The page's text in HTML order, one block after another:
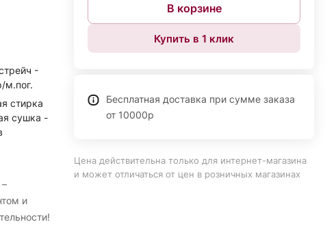
-
м.пог.
стирка
сушка -
и
В корзине
Купить в 1 клик
Бесплатная доставка при сумме заказа
от 10000р
Цена действительна только для интернет-магазина
и может отличаться от цен в розничных магазинах